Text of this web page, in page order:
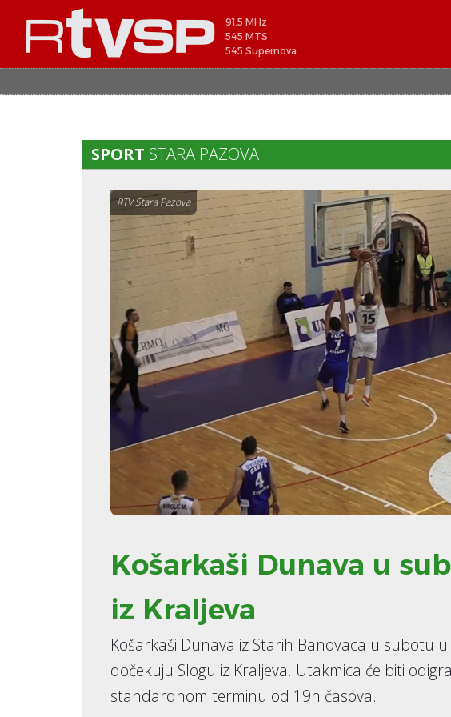
91.5 MHz
545 MTS
545 Supernova
SPORT STARA PAZOVA
RTV Stara Pazova
Košarkaši Dunava u
iz Kraljeva
Košarkaši Dunava iz Starih Banovaca u subotu
dočekuju Slogu iz Kraljeva. Utakmica će biti
standardnom terminu od 19h časova.